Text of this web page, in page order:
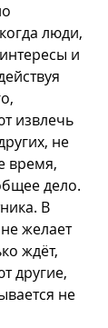
люди,
и
извлечь
не
время,
дело.
В
желает
ждёт,
другие,
не